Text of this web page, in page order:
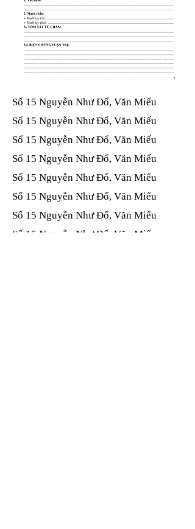
Số 15 Nguyễn Như Đổ, Văn Miếu​​​​
Số 15 Nguyễn Như Đổ, Văn Miếu​​​​
Số 15 Nguyễn Như Đổ, Văn Miếu​​​​
Số 15 Nguyễn Như Đổ, Văn Miếu​​​​
Số 15 Nguyễn Như Đổ, Văn Miếu​​​​
Số 15 Nguyễn Như Đổ, Văn Miếu​​​​
Số 15 Nguyễn Như Đổ, Văn Miếu​​​​
Số 15 Nguyễn Như Đổ, Văn Miếu​​​​